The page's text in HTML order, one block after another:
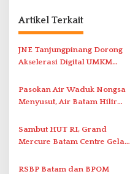
a
s
i
p
o
s
Artikel Terkait
JNE Tanjungpinang Dorong
Akselerasi Digital UMKM
2026
Pasokan Air Waduk Nongsa
Menyusut, Air Batam Hilir
Antar-IPAM
Sambut HUT RI, Grand
Mercure Batam Centre Gelar
Nusantara’
RSBP Batam dan BPOM